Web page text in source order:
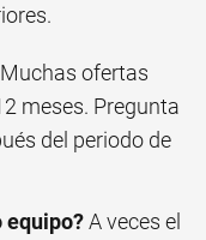
Muchas ofertas
meses. Pregunta
del periodo de
equipo?A veces el